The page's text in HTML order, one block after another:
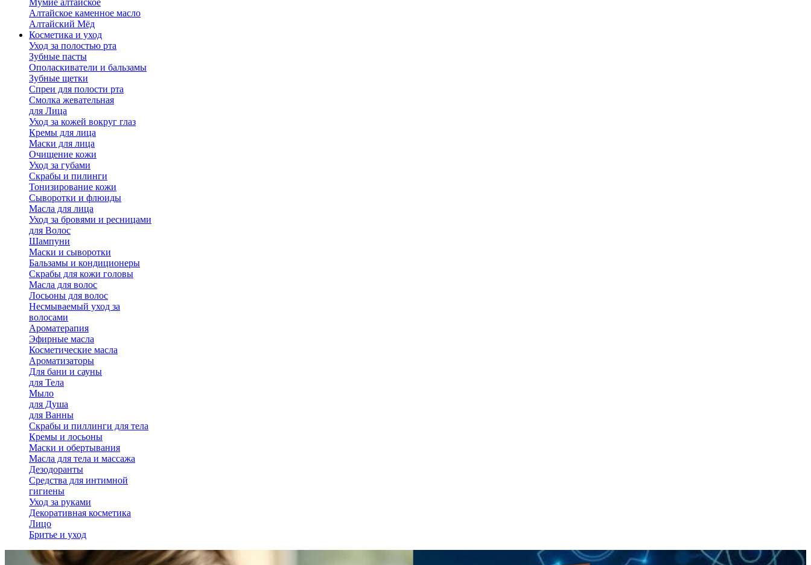
Мумиё алтайское
Алтайское каменное масло
Алтайский Мёд
Косметика и уход
Уход за полостью рта
Зубные пасты
Ополаскиватели и бальзамы
Зубные щетки
Спреи для полости рта
Смолка жевательная
для Лица
Уход за кожей вокруг глаз
Кремы для лица
Маски для лица
Очищение кожи
Уход за губами
Скрабы и пилинги
Тонизирование кожи
Сыворотки и флюиды
Масла для лица
Уход за бровями и ресницами
для Волос
Шампуни
Маски и сыворотки
Бальзамы и кондиционеры
Скрабы для кожи головы
Масла для волос
Лосьоны для волос
Несмываемый уход за
волосами
Ароматерапия
Эфирные масла
Косметические масла
Ароматизаторы
Для бани и сауны
для Тела
Мыло
для Душа
для Ванны
Скрабы и пиллинги для тела
Кремы и лосьоны
Маски и обертывания
Масла для тела и массажа
Дезодоранты
Средства для интимной
гигиены
Уход за руками
Декоративная косметика
Лицо
Бритье и уход